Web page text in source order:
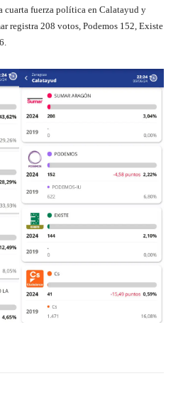
cuarta fuerza política en Calatayud y
registra 208 votos, Podemos 152, Existe